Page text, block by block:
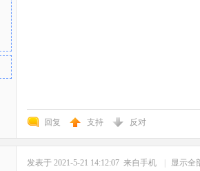
回复 支持 反对
发表于 2021-5-21 14:12:07 来自手机 显示全